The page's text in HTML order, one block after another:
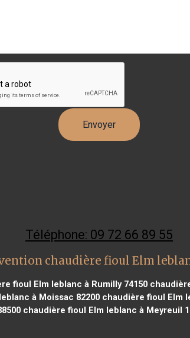
Téléphone: 09 72 66 89 55
chaudière fioul Elm
fioul Elm leblanc à Rumilly 74150
à Moissac 82200chaudière fioul Elm
chaudière fioul Elm leblanc à Meyreuil